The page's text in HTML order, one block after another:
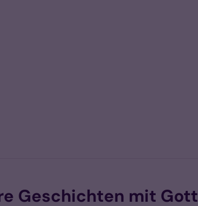
Geschichten mit Gott